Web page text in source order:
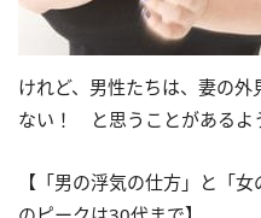
けれど、男性たちは、妻の外
ない！ と思うことがあるよ
【「男の浮気の仕方」と「